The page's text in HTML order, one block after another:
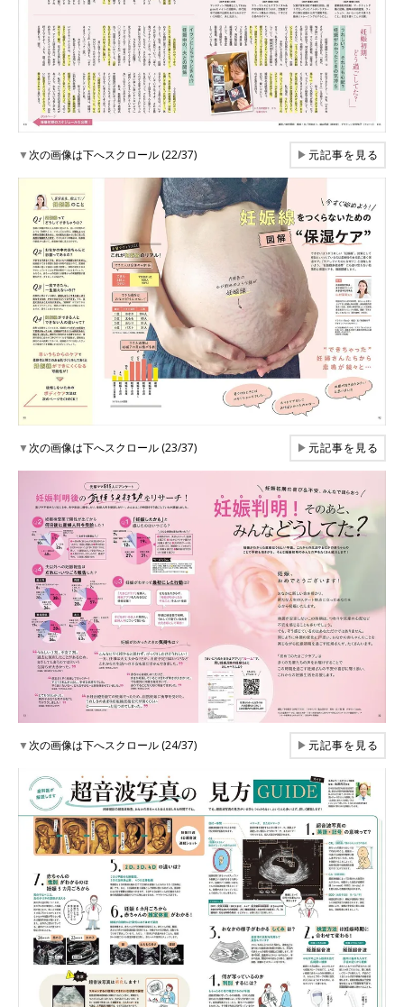
▼次の画像は下へスクロール (22/37) ▶元記事を見る
▼次の画像は下へスクロール (23/37) ▶元記事を見る
▼次の画像は下へスクロール (24/37) ▶元記事を見る